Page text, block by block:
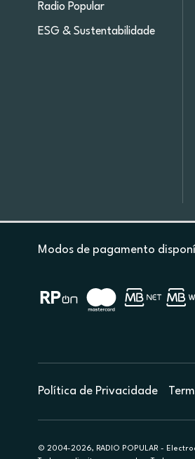
Radio Popular
ESG & Sustentabilidade
Modos de pagamento
Política de Privacidade
© 2004-2026, RADIO POPULAR -